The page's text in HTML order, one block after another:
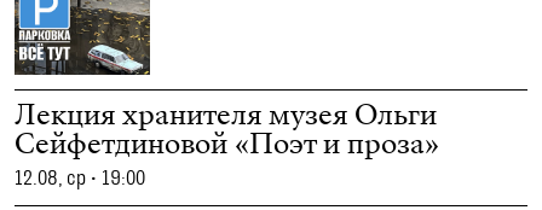
Лекция хранителя музея Ольги
Сейфетдиновой «Поэт и проза»
12.08, ср • 19:00